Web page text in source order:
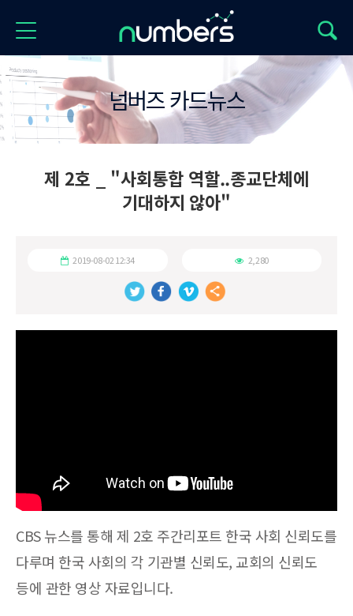
넘버즈 카드뉴스
제 2호 _ "사회통합 역할..종교단체에
기대하지 않아"
2019-08-02 12:34 2,280
CBS 뉴스를 통해 제 2호 주간리포트 한국 사회 신뢰도를
다루며 한국 사회의 각 기관별 신뢰도, 교회의 신뢰도
등에 관한 영상 자료입니다.